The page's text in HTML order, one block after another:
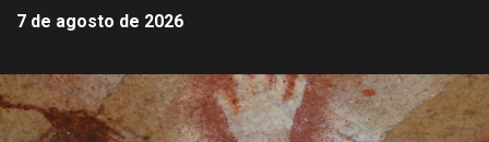
7 de agosto de 2026